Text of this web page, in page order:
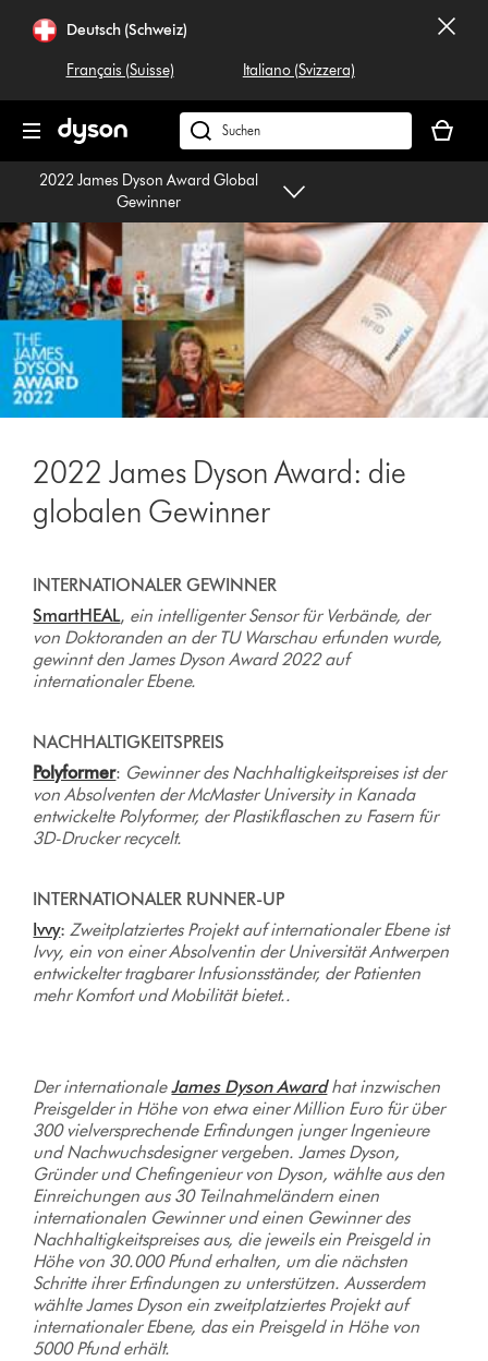
überspringenDeutsch (Schweiz)
Français (Suisse) Italiano (Svizzera)
Dyson.ch
durchsuchen
ist
2022 James Dyson Award Global
Gewinner
2022 James Dyson Award: die
globalen Gewinner
INTERNATIONALER GEWINNER
SmartHEAL, ein intelligenter Sensor für Verbände, der
von Doktoranden an der TU Warschau erfunden wurde,
gewinnt den James Dyson Award 2022 auf
internationaler Ebene.
NACHHALTIGKEITSPREIS
Polyformer: Gewinner des Nachhaltigkeitspreises ist der
von Absolventen der McMaster University in Kanada
entwickelte Polyformer, der Plastikflaschen zu Fasern für
3D-Drucker recycelt.
INTERNATIONALER RUNNER-UP
Ivvy: Zweitplatziertes Projekt auf internationaler Ebene ist
Ivvy, ein von einer Absolventin der Universität Antwerpen
entwickelter tragbarer Infusionsständer, der Patienten
mehr Komfort und Mobilität bietet..
Der internationaleJames Dyson Awardhat inzwischen
Preisgelder in Höhe von etwa einer Million Euro für über
300 vielversprechende Erfindungen junger Ingenieure
und Nachwuchsdesigner vergeben. James Dyson,
Gründer und Chefingenieur von Dyson, wählte aus den
Einreichungen aus 30 Teilnahmeländern einen
internationalen Gewinner und einen Gewinner des
Nachhaltigkeitspreises aus, die jeweils ein Preisgeld in
Höhe von 30.000 Pfund erhalten, um die nächsten
Schritte ihrer Erfindungen zu unterstützen. Ausserdem
wählte James Dyson ein zweitplatziertes Projekt auf
internationaler Ebene, das ein Preisgeld in Höhe von
5000 Pfund erhält.